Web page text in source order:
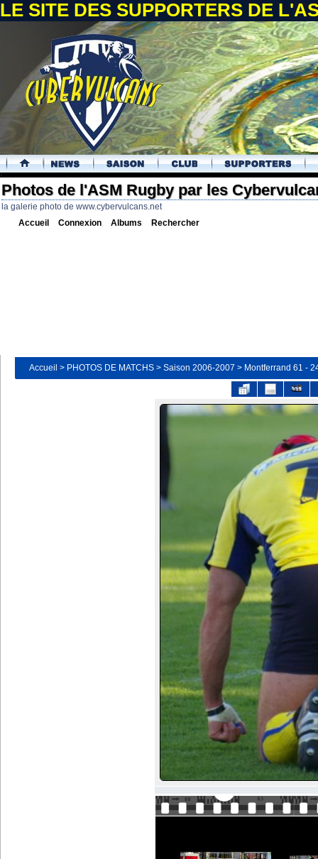
LE SITE DES SUPPORTERS DE
.
Photos de l'ASM Rugby par les
la galerie photo de www.cybervulcans.net
Accueil Connexion Albums Rechercher
Accueil > PHOTOS DE MATCHS > Saison 2006-2007 > Montferrand 61 -